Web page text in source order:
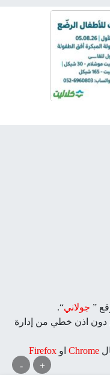
+
-
” جولاني“.
دون اذن خطي من إدارة
Chrome او Firefox